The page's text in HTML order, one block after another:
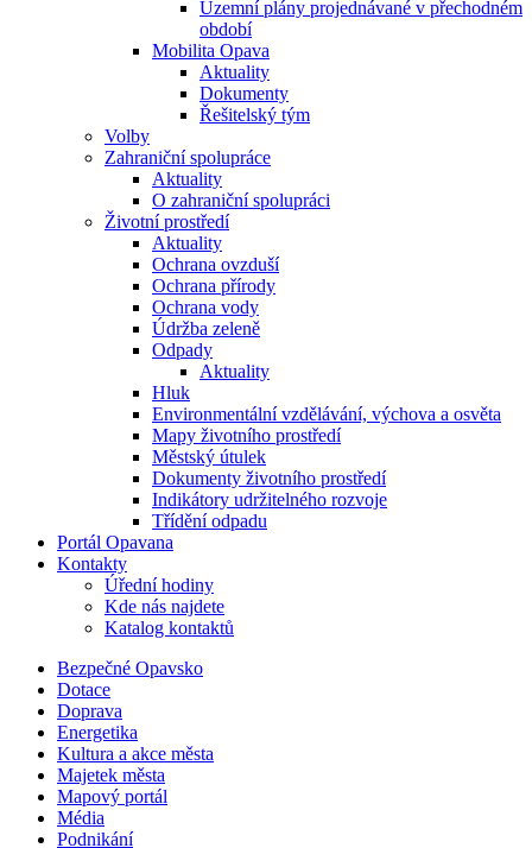
Územní plány projednávané v přechodném
období
Mobilita Opava
Aktuality
Dokumenty
Řešitelský tým
Volby
Zahraniční spolupráce
Aktuality
O zahraniční spolupráci
Životní prostředí
Aktuality
Ochrana ovzduší
Ochrana přírody
Ochrana vody
Údržba zeleně
Odpady
Aktuality
Hluk
Environmentální vzdělávání, výchova a osvěta
Mapy životního prostředí
Městský útulek
Dokumenty životního prostředí
Indikátory udržitelného rozvoje
Třídění odpadu
Portál Opavana
Kontakty
Úřední hodiny
Kde nás najdete
Katalog kontaktů
Bezpečné Opavsko
Dotace
Doprava
Energetika
Kultura a akce města
Majetek města
Mapový portál
Média
Podnikání